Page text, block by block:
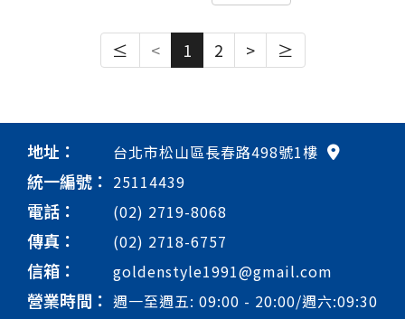
≤ < 1 2 > ≥
地址： 台北市松山區長春路498號1樓
統一編號： 25114439
電話： (02) 2719-8068
傳真： (02) 2718-6757
信箱： goldenstyle1991@gmail.com
營業時間： 週一至週五: 09:00 - 20:00/週六:09:30